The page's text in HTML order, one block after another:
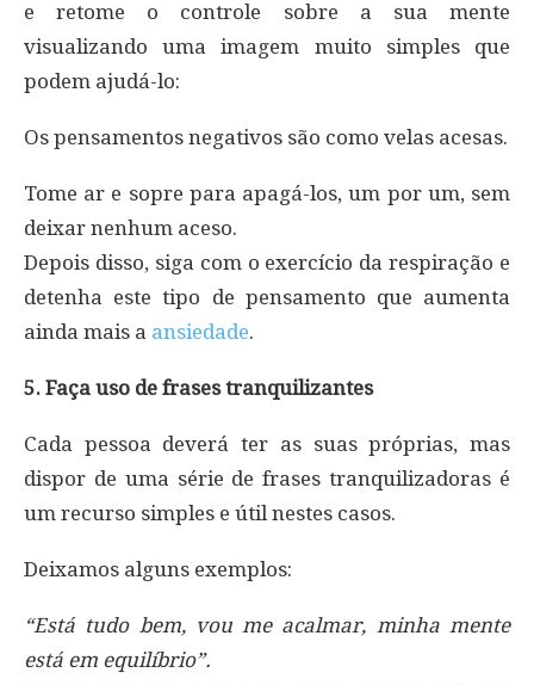
e retome o controle sobre a sua mente
visualizando uma imagem muito simples que
podem ajudá-lo:
Os pensamentos negativos são como velas acesas.
Tome ar e sopre para apagá-los, um por um, sem
deixar nenhum aceso.
Depois disso, siga com o exercício da respiração e
detenha este tipo de pensamento que aumenta
ainda mais a ansiedade.
5. Faça uso de frases tranquilizantes
Cada pessoa deverá ter as suas próprias, mas
dispor de uma série de frases tranquilizadoras é
um recurso simples e útil nestes casos.
Deixamos alguns exemplos:
“Está tudo bem, vou me acalmar, minha mente
está em equilíbrio”.